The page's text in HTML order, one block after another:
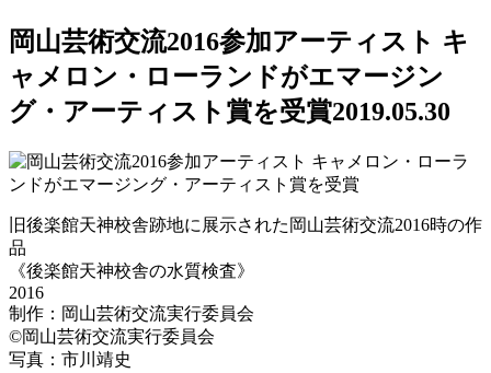
岡山芸術交流2016参加アーティスト キ
ャメロン・ローランドがエマージン
グ・アーティスト賞を受賞2019.05.30
旧後楽館天神校舎跡地に展示された岡山芸術交流2016時の作
品
《後楽館天神校舎の水質検査》
2016
制作：岡山芸術交流実行委員会
©岡山芸術交流実行委員会
写真：市川靖史